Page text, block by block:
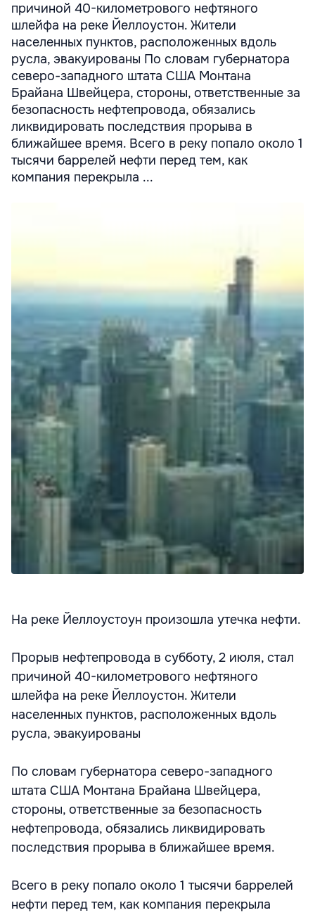
причиной 40-километрового нефтяного
шлейфа на реке Йеллоустон. Жители
населенных пунктов, расположенных вдоль
русла, эвакуированы По словам губернатора
северо-западного штата США Монтана
Брайана Швейцера, стороны, ответственные за
безопасность нефтепровода, обязались
ликвидировать последствия прорыва в
ближайшее время. Всего в реку попало около 1
тысячи баррелей нефти перед тем, как
компания перекрыла ...
На реке Йеллоустоун произошла утечка нефти.
Прорыв нефтепровода в субботу, 2 июля, стал
причиной 40-километрового нефтяного
шлейфа на реке Йеллоустон. Жители
населенных пунктов, расположенных вдоль
русла, эвакуированы
По словам губернатора северо-западного
штата США Монтана Брайана Швейцера,
стороны, ответственные за безопасность
нефтепровода, обязались ликвидировать
последствия прорыва в ближайшее время.
Всего в реку попало около 1 тысячи баррелей
нефти перед тем, как компания перекрыла